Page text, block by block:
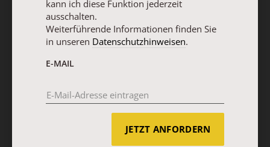
kann ich diese Funktion jederzeit
ausschalten.
Weiterführende Informationen finden Sie
in unseren Datenschutzhinweisen.
E-MAIL
JETZT ANFORDERN